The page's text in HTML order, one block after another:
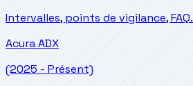
Intervalles, points de vigilance, FAQ.
AcuraADX
(2025 - Présent)